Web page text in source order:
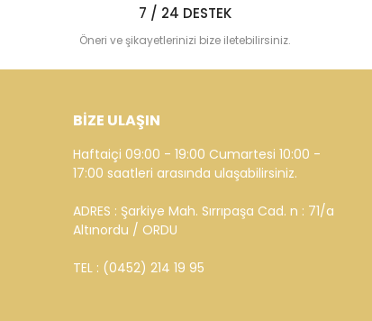
7 / 24 DESTEK
Öneri ve şikayetlerinizi bize iletebilirsiniz.
BİZE ULAŞIN
Haftaiçi 09:00 - 19:00 Cumartesi 10:00 -
17:00 saatleri arasında ulaşabilirsiniz.
ADRES : Şarkiye Mah. Sırrıpaşa Cad. n : 71/a
Altınordu / ORDU
TEL : (0452) 214 19 95